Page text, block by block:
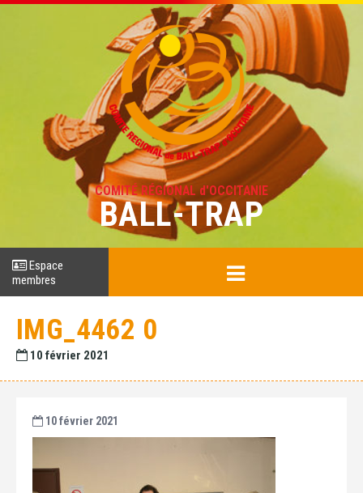
COMITÉ RÉGIONAL d'OCCITANIE
BALL-TRAP
Espace
membres
IMG_4462 0
10 février 2021
10 février 2021